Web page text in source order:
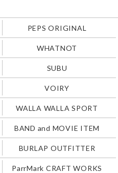
PEPS ORIGINAL
WHATNOT
SUBU
VOIRY
WALLA WALLA SPORT
BAND and MOVIE ITEM
BURLAP OUTFITTER
ParrMark CRAFT WORKS